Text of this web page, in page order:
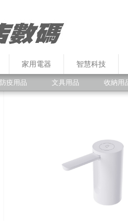
家用電器 智慧科技
防疫用品 文具用品 收納用